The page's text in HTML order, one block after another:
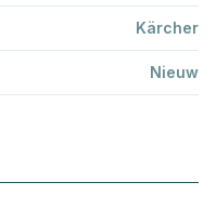
Kärcher
Nieuw